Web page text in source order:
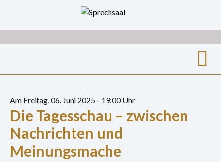
springen
nach:
Archiv
Ausstellungen
Film
Am Freitag, 06. Juni 2025 - 19:00 Uhr
Die Tagesschau – zwischen
Nachrichten und
Meinungsmache